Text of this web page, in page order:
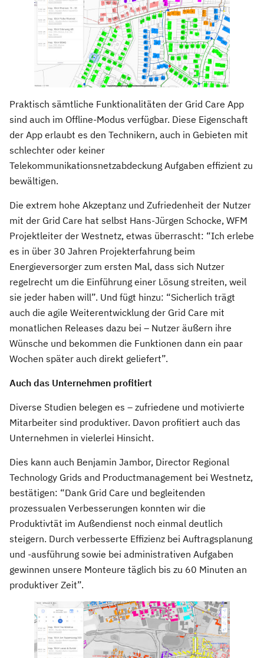
Praktisch sämtliche Funktionalitäten der Grid Care App
sind auch im Offline-Modus verfügbar. Diese Eigenschaft
der App erlaubt es den Technikern, auch in Gebieten mit
schlechter oder keiner
Telekommunikationsnetzabdeckung Aufgaben effizient zu
bewältigen.
Die extrem hohe Akzeptanz und Zufriedenheit der Nutzer
mit der Grid Care hat selbst Hans-Jürgen Schocke, WFM
Projektleiter der Westnetz, etwas überrascht: “Ich erlebe
es in über 30 Jahren Projekterfahrung beim
Energieversorger zum ersten Mal, dass sich Nutzer
regelrecht um die Einführung einer Lösung streiten, weil
sie jeder haben will”. Und fügt hinzu: “Sicherlich trägt
auch die agile Weiterentwicklung der Grid Care mit
monatlichen Releases dazu bei – Nutzer äußern ihre
Wünsche und bekommen die Funktionen dann ein paar
Wochen später auch direkt geliefert”.
Auch das Unternehmen profitiert
Diverse Studien belegen es – zufriedene und motivierte
Mitarbeiter sind produktiver. Davon profitiert auch das
Unternehmen in vielerlei Hinsicht.
Dies kann auch Benjamin Jambor, Director Regional
Technology Grids and Productmanagement bei Westnetz,
bestätigen: “Dank Grid Care und begleitenden
prozessualen Verbesserungen konnten wir die
Produktivtät im Außendienst noch einmal deutlich
steigern. Durch verbesserte Effizienz bei Auftragsplanung
und -ausführung sowie bei administrativen Aufgaben
gewinnen unsere Monteure täglich bis zu 60 Minuten an
produktiver Zeit”.